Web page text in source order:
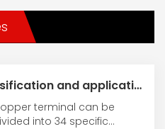
Classification and application range of copper terminals
terminal can be
into 34 specific